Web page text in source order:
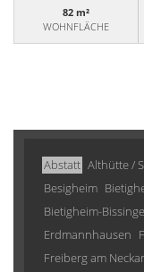
82 m²
WOHNFLÄCHE
Abstatt Althütte /
Besigheim
Bietigheim-
Erdmannhausen
Freiberg am